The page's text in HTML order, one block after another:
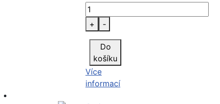
+ -
Do
košíku
Více
informací